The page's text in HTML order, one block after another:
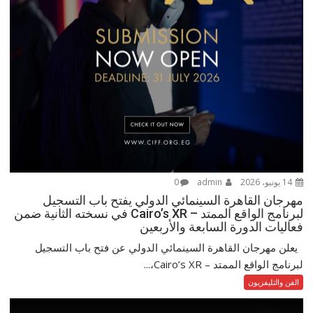
14 يونيو، 2026 0
مهرجان القاهرة السينمائي الدولي يفتح باب التسجيل
لبرنامج الواقع الممتد – Cairo’s XR في نسخته الثانية ضمن
فعاليات الدورة السابعة والأربعين
يعلن مهرجان القاهرة السينمائي الدولي عن فتح باب التسجيل
لبرنامج الواقع الممتد – Cairo’s XR،...
الفن والتليفزيون